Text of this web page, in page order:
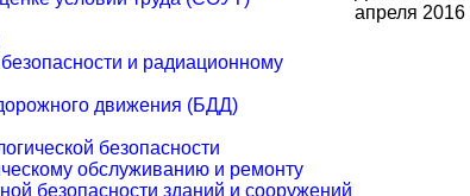
и радиационному
движения (БДД)
безопасности
обслуживанию и ремонту
безопасности зданий и сооружений
апреля 2016